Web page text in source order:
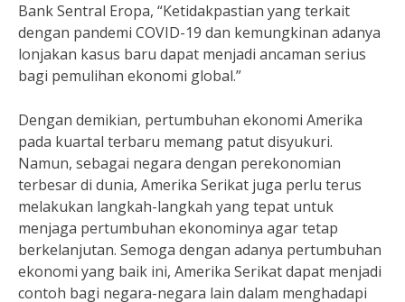
Bank Sentral Eropa, “Ketidakpastian yang terkait
dengan pandemi COVID-19 dan kemungkinan adanya
lonjakan kasus baru dapat menjadi ancaman serius
bagi pemulihan ekonomi global.”
Dengan demikian, pertumbuhan ekonomi Amerika
pada kuartal terbaru memang patut disyukuri.
Namun, sebagai negara dengan perekonomian
terbesar di dunia, Amerika Serikat juga perlu terus
melakukan langkah-langkah yang tepat untuk
menjaga pertumbuhan ekonominya agar tetap
berkelanjutan. Semoga dengan adanya pertumbuhan
ekonomi yang baik ini, Amerika Serikat dapat menjadi
contoh bagi negara-negara lain dalam menghadapi